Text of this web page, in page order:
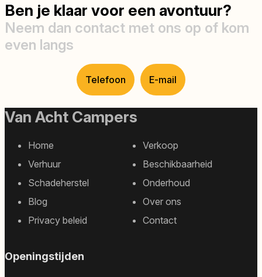
Ben je klaar voor een avontuur?
Neem dan contact met ons op of kom
even langs
Telefoon E-mail
Van Acht Campers
Footer
sitemap
Home
Verkoop
Verhuur
Beschikbaarheid
Schadeherstel
Onderhoud
Blog
Over ons
Privacy beleid
Contact
Openingstijden